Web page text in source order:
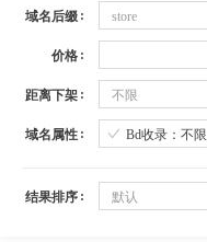
域名后缀 store
价格
距离下架 不限
域名属性 Bd收录：不限
结果排序 默认